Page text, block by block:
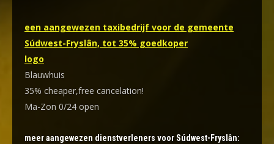
een aangewezen taxibedrijf voor de gemeente
Súdwest-Fryslân, tot 35% goedkoper
logo
Blauwhuis
35% cheaper,free cancelation!
Ma-Zon 0/24 open
meer aangewezen dienstverleners voor Súdwest-Fryslân: